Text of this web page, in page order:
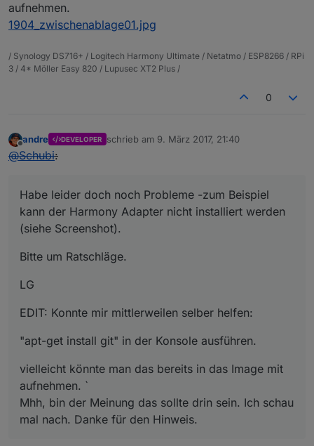
aufnehmen.
1904_zwischenablage01.jpg
/ Synology DS716+ / Logitech Harmony Ultimate / Netatmo / ESP8266 / RPi
3 / 4* Möller Easy 820 / Lupusec XT2 Plus /
0
Offline
andre DEVELOPER schrieb am 9. März 2017, 21:40
zuletzt editiert von
@Schubi:
Habe leider doch noch Probleme -zum Beispiel
kann der Harmony Adapter nicht installiert werden
(siehe Screenshot).
Bitte um Ratschläge.
LG
EDIT: Konnte mir mittlerweilen selber helfen:
"apt-get install git" in der Konsole ausführen.
vielleicht könnte man das bereits in das Image mit
aufnehmen. `
Mhh, bin der Meinung das sollte drin sein. Ich schau
mal nach. Danke für den Hinweis.